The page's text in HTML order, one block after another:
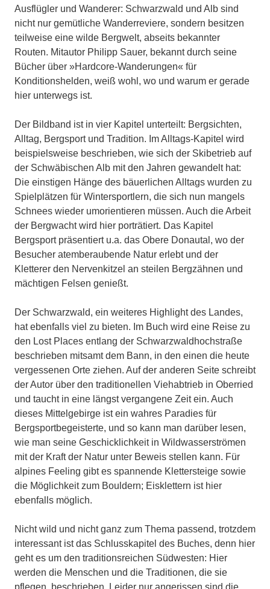
Ausflügler und Wanderer: Schwarzwald und Alb sind
nicht nur gemütliche Wanderreviere, sondern besitzen
teilweise eine wilde Bergwelt, abseits bekannter
Routen. Mitautor Philipp Sauer, bekannt durch seine
Bücher über »Hardcore-Wanderungen« für
Konditionshelden, weiß wohl, wo und warum er gerade
hier unterwegs ist.
Der Bildband ist in vier Kapitel unterteilt: Bergsichten,
Alltag, Bergsport und Tradition. Im Alltags-Kapitel wird
beispielsweise beschrieben, wie sich der Skibetrieb auf
der Schwäbischen Alb mit den Jahren gewandelt hat:
Die einstigen Hänge des bäuerlichen Alltags wurden zu
Spielplätzen für Wintersportlern, die sich nun mangels
Schnees wieder umorientieren müssen. Auch die Arbeit
der Bergwacht wird hier porträtiert. Das Kapitel
Bergsport präsentiert u.a. das Obere Donautal, wo der
Besucher atemberaubende Natur erlebt und der
Kletterer den Nervenkitzel an steilen Bergzähnen und
mächtigen Felsen genießt.
Der Schwarzwald, ein weiteres Highlight des Landes,
hat ebenfalls viel zu bieten. Im Buch wird eine Reise zu
den Lost Places entlang der Schwarzwaldhochstraße
beschrieben mitsamt dem Bann, in den einen die heute
vergessenen Orte ziehen. Auf der anderen Seite schreibt
der Autor über den traditionellen Viehabtrieb in Oberried
und taucht in eine längst vergangene Zeit ein. Auch
dieses Mittelgebirge ist ein wahres Paradies für
Bergsportbegeisterte, und so kann man darüber lesen,
wie man seine Geschicklichkeit in Wildwasserströmen
mit der Kraft der Natur unter Beweis stellen kann. Für
alpines Feeling gibt es spannende Klettersteige sowie
die Möglichkeit zum Bouldern; Eisklettern ist hier
ebenfalls möglich.
Nicht wild und nicht ganz zum Thema passend, trotzdem
interessant ist das Schlusskapitel des Buches, denn hier
geht es um den traditionsreichen Südwesten: Hier
werden die Menschen und die Traditionen, die sie
pflegen, beschrieben. Leider nur angerissen sind die